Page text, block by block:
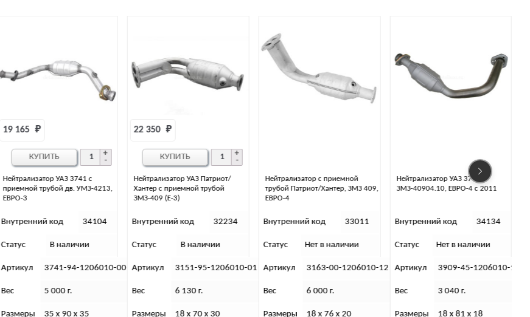
Нейтрализатор УАЗ Патриот/
Хантер с приемной трубой
ЗМЗ-409 (Е-3)
22 350 ₽
Внутренний код 32234
Статус В наличии
Артикул 3151-95-1206010-01
Вес 6 130 г.
Размеры 18 х 70 х 30
КУПИТЬ
Нейтрализатор с приемной
трубой Патриот/Хантер, ЗМЗ 409,
ЕВРО-4
Внутренний код 33011
Статус Нет в наличии
Артикул 3163-00-1206010-12
Вес 6 000 г.
Размеры 18 х 76 х 20
Нейтрализатор УАЗ 3741,
ЗМЗ-40904.10, ЕВРО-4 с 2011
Внутренний код 34134
Статус Нет в наличии
Артикул 3909-45-1206010-11
Вес 3 040 г.
Размеры 18 х 81 х 18
Нейтрализатор 3741, УМЗ-4213,
без фланцев (Е-2 )
Внутренний код 31502
Статус В наличии
Артикул 2206-94-1206006-00
Вес 3 600 г.
Размеры 10 х 38 х 16